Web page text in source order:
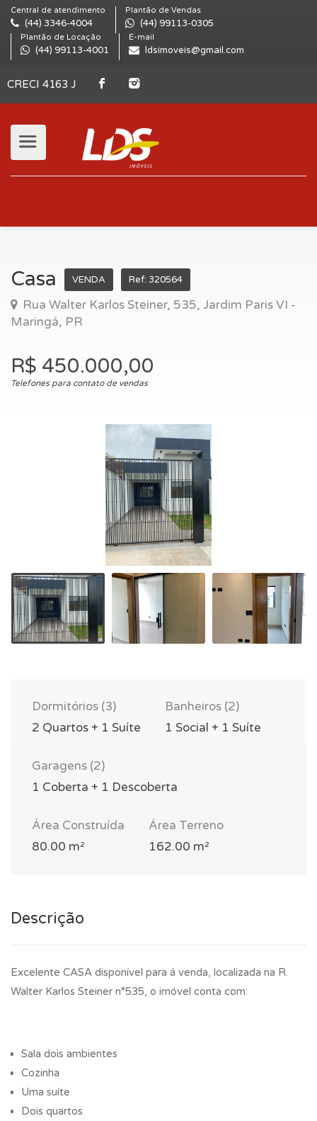
Central de atendimento
(44) 3346-4004
Plantão de Vendas
(44) 99113-0305
Plantão de Locação
(44) 99113-4001
E-mail
ldsimoveis@gmail.com
CRECI 4163 J
Casa VENDA Ref: 320564
Rua Walter Karlos Steiner, 535, Jardim Paris VI -
Maringá, PR
R$ 450.000,00
Telefones para contato de vendas
Dormitórios (3)
2 Quartos + 1 Suíte
Banheiros (2)
1 Social + 1 Suíte
Garagens (2)
1 Coberta + 1 Descoberta
Área Construída
80.00 m²
Área Terreno
162.00 m²
Descrição
Excelente CASA disponível para á venda, localizada na R.
Walter Karlos Steiner n°535, o imóvel conta com:
Sala dois ambientes
Cozinha
Uma suíte
Dois quartos